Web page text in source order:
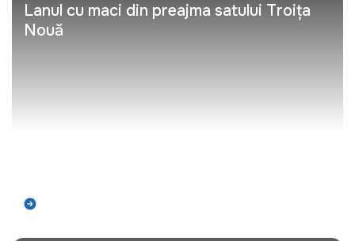
Lanul cu maci din preajma satului Troița
Nouă